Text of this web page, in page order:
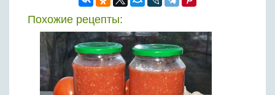
Похожие рецепты: